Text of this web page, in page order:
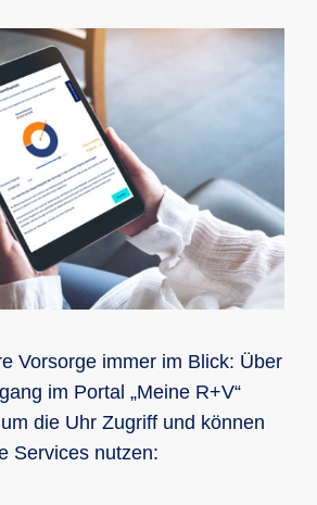
Vorsorge immer im Blick: Über
im Portal „Meine R+V“
die Uhr Zugriff und können
Services nutzen: